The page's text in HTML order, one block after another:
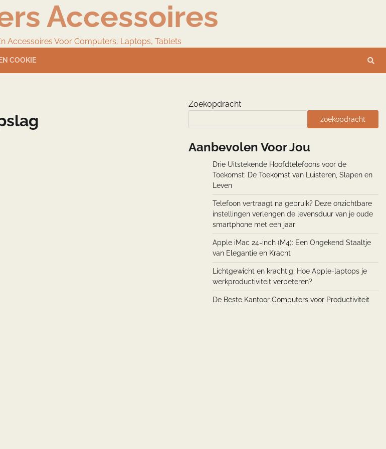
Accessoires
Accessoires Voor Computers, Laptops, Tablets
COOKIE
Zoekopdracht
zoekopdracht
Aanbevolen Voor Jou
Drie Uitstekende Hoofdtelefoons voor de
Toekomst: De Toekomst van Luisteren, Slapen en
Leven
Telefoon vertraagt na gebruik? Deze onzichtbare
instellingen verlengen de levensduur van je oude
smartphone met een jaar
Apple iMac 24-inch (M4): Een Ongekend Staaltje
van Elegantie en Kracht
Lichtgewicht en krachtig: Hoe Apple-laptops je
werkproductiviteit verbeteren?
De Beste Kantoor Computers voor Productiviteit